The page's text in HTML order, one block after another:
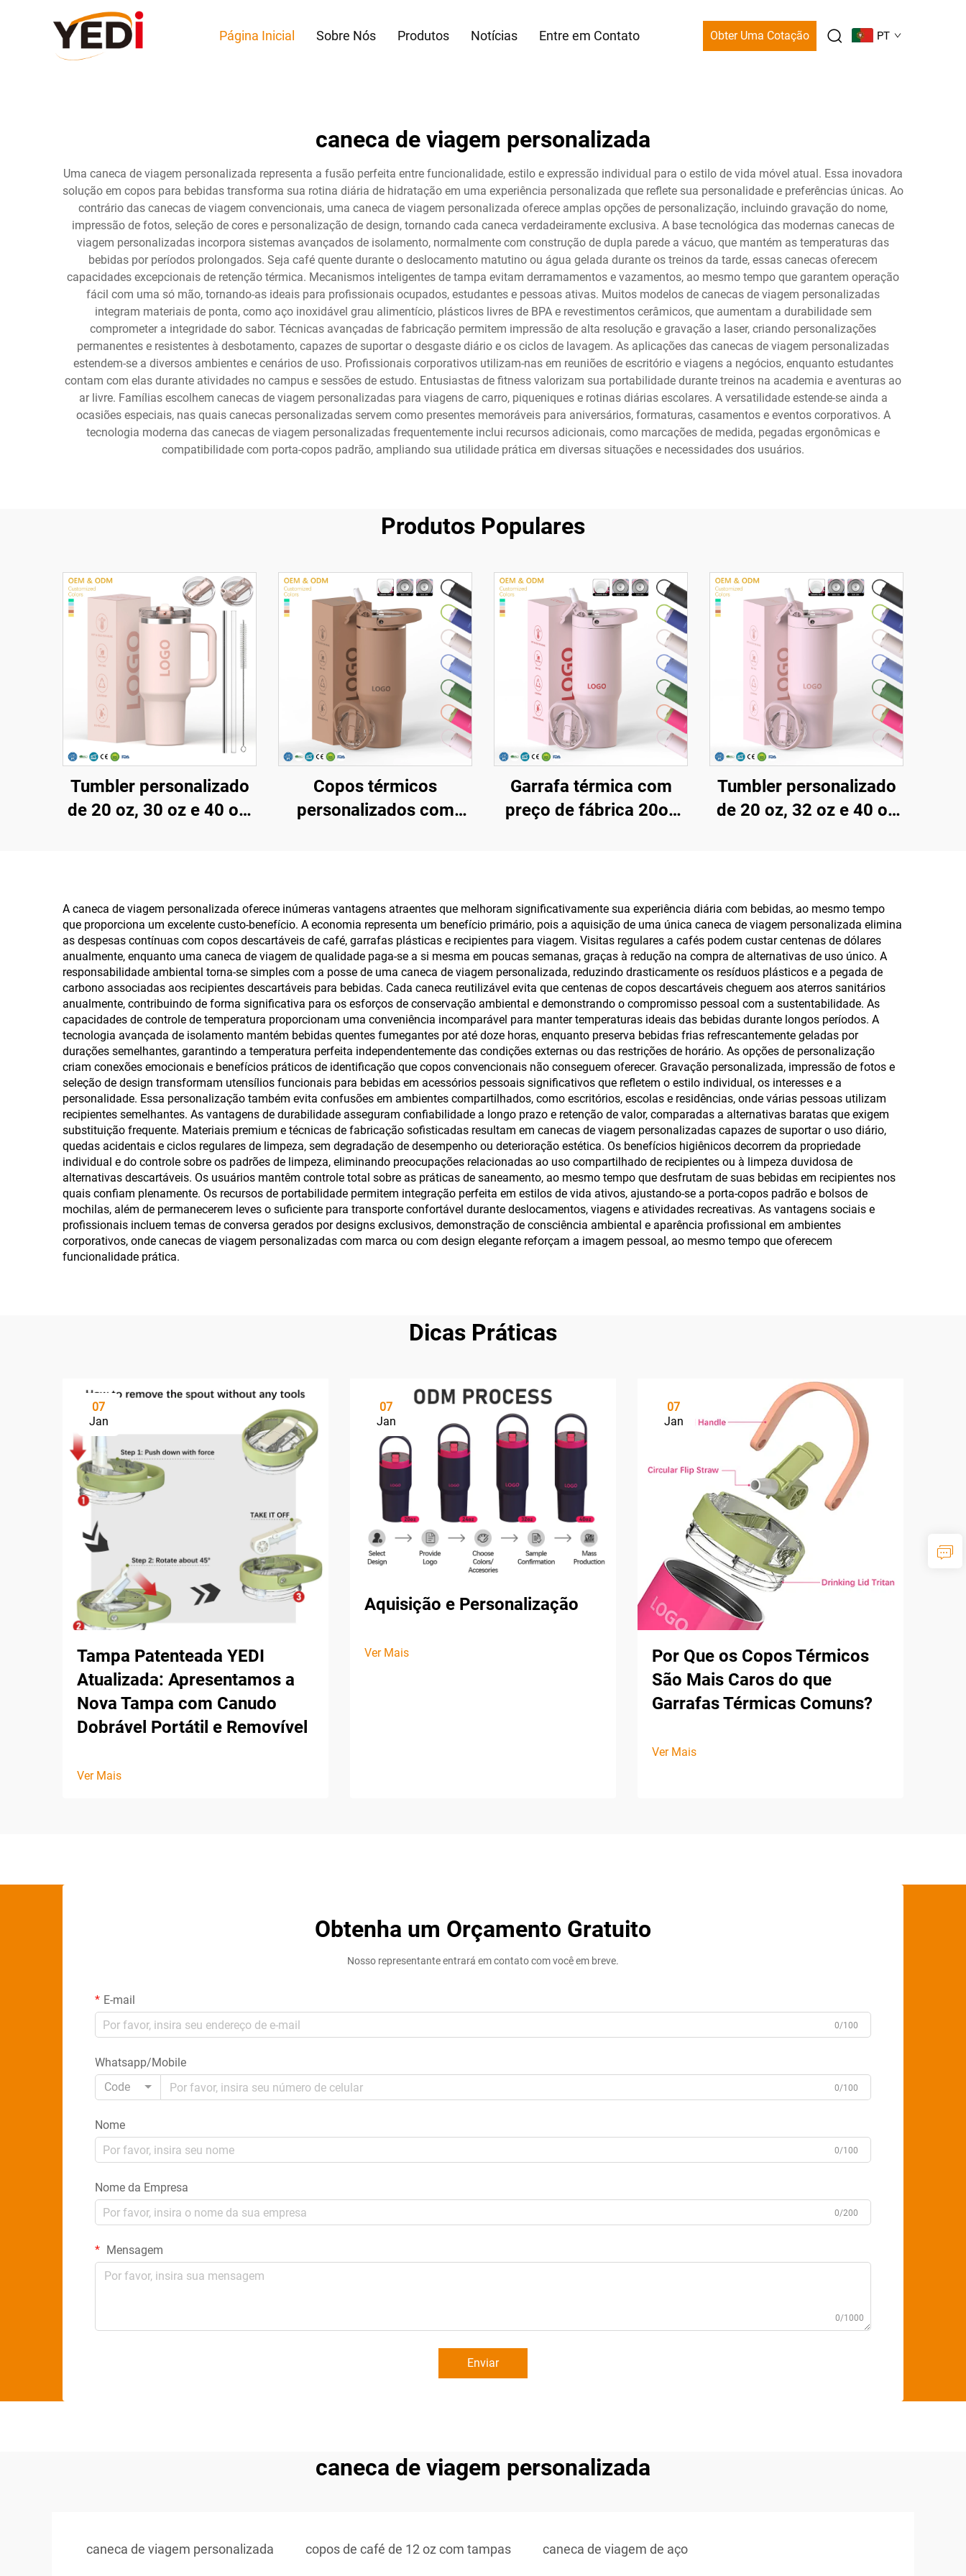
Página Inicial Sobre Nós Produtos Notícias Entre em Contato Obter Uma Cotação PT
caneca de viagem personalizada
Uma caneca de viagem personalizada representa a fusão perfeita entre funcionalidade, estilo e expressão individual para o estilo de vida móvel atual. Essa inovadora
solução em copos para bebidas transforma sua rotina diária de hidratação em uma experiência personalizada que reflete sua personalidade e preferências únicas. Ao
contrário das canecas de viagem convencionais, uma caneca de viagem personalizada oferece amplas opções de personalização, incluindo gravação do nome,
impressão de fotos, seleção de cores e personalização de design, tornando cada caneca verdadeiramente exclusiva. A base tecnológica das modernas canecas de
viagem personalizadas incorpora sistemas avançados de isolamento, normalmente com construção de dupla parede a vácuo, que mantém as temperaturas das
bebidas por períodos prolongados. Seja café quente durante o deslocamento matutino ou água gelada durante os treinos da tarde, essas canecas oferecem
capacidades excepcionais de retenção térmica. Mecanismos inteligentes de tampa evitam derramamentos e vazamentos, ao mesmo tempo que garantem operação
fácil com uma só mão, tornando-as ideais para profissionais ocupados, estudantes e pessoas ativas. Muitos modelos de canecas de viagem personalizadas
integram materiais de ponta, como aço inoxidável grau alimentício, plásticos livres de BPA e revestimentos cerâmicos, que aumentam a durabilidade sem
comprometer a integridade do sabor. Técnicas avançadas de fabricação permitem impressão de alta resolução e gravação a laser, criando personalizações
permanentes e resistentes à desbotamento, capazes de suportar o desgaste diário e os ciclos de lavagem. As aplicações das canecas de viagem personalizadas
estendem-se a diversos ambientes e cenários de uso. Profissionais corporativos utilizam-nas em reuniões de escritório e viagens a negócios, enquanto estudantes
contam com elas durante atividades no campus e sessões de estudo. Entusiastas de fitness valorizam sua portabilidade durante treinos na academia e aventuras ao
ar livre. Famílias escolhem canecas de viagem personalizadas para viagens de carro, piqueniques e rotinas diárias escolares. A versatilidade estende-se ainda a
ocasiões especiais, nas quais canecas personalizadas servem como presentes memoráveis para aniversários, formaturas, casamentos e eventos corporativos. A
tecnologia moderna das canecas de viagem personalizadas frequentemente inclui recursos adicionais, como marcações de medida, pegadas ergonômicas e
compatibilidade com porta-copos padrão, ampliando sua utilidade prática em diversas situações e necessidades dos usuários.
Produtos Populares
Tumbler personalizado
de 20 oz, 30 oz e 40 oz,
tampa à prova de
vazamentos, canudo e
alça, ideal para viagens
Copos térmicos
personalizados com
para viagem, copo
térmico de aço
inoxidável com
isolamento a vácuo e
alça
Garrafa térmica com
preço de fábrica 20oz
em aço inoxidável,
garrafa para sublimação
Tumbler personalizado
de 20 oz, 32 oz e 40 oz
reutilizável, com alça
superior e tampa com
canudo
A caneca de viagem personalizada oferece inúmeras vantagens atraentes que melhoram significativamente sua experiência diária com bebidas, ao mesmo tempo
que proporciona um excelente custo-benefício. A economia representa um benefício primário, pois a aquisição de uma única caneca de viagem personalizada elimina
as despesas contínuas com copos descartáveis de café, garrafas plásticas e recipientes para viagem. Visitas regulares a cafés podem custar centenas de dólares
anualmente, enquanto uma caneca de viagem de qualidade paga-se a si mesma em poucas semanas, graças à redução na compra de alternativas de uso único. A
responsabilidade ambiental torna-se simples com a posse de uma caneca de viagem personalizada, reduzindo drasticamente os resíduos plásticos e a pegada de
carbono associadas aos recipientes descartáveis para bebidas. Cada caneca reutilizável evita que centenas de copos descartáveis cheguem aos aterros sanitários
anualmente, contribuindo de forma significativa para os esforços de conservação ambiental e demonstrando o compromisso pessoal com a sustentabilidade. As
capacidades de controle de temperatura proporcionam uma conveniência incomparável para manter temperaturas ideais das bebidas durante longos períodos. A
tecnologia avançada de isolamento mantém bebidas quentes fumegantes por até doze horas, enquanto preserva bebidas frias refrescantemente geladas por
durações semelhantes, garantindo a temperatura perfeita independentemente das condições externas ou das restrições de horário. As opções de personalização
criam conexões emocionais e benefícios práticos de identificação que copos convencionais não conseguem oferecer. Gravação personalizada, impressão de fotos e
seleção de design transformam utensílios funcionais para bebidas em acessórios pessoais significativos que refletem o estilo individual, os interesses e a
personalidade. Essa personalização também evita confusões em ambientes compartilhados, como escritórios, escolas e residências, onde várias pessoas utilizam
recipientes semelhantes. As vantagens de durabilidade asseguram confiabilidade a longo prazo e retenção de valor, comparadas a alternativas baratas que exigem
substituição frequente. Materiais premium e técnicas de fabricação sofisticadas resultam em canecas de viagem personalizadas capazes de suportar o uso diário,
quedas acidentais e ciclos regulares de limpeza, sem degradação de desempenho ou deterioração estética. Os benefícios higiênicos decorrem da propriedade
individual e do controle sobre os padrões de limpeza, eliminando preocupações relacionadas ao uso compartilhado de recipientes ou à limpeza duvidosa de
alternativas descartáveis. Os usuários mantêm controle total sobre as práticas de saneamento, ao mesmo tempo que desfrutam de suas bebidas em recipientes nos
quais confiam plenamente. Os recursos de portabilidade permitem integração perfeita em estilos de vida ativos, ajustando-se a porta-copos padrão e bolsos de
mochilas, além de permanecerem leves o suficiente para transporte confortável durante deslocamentos, viagens e atividades recreativas. As vantagens sociais e
profissionais incluem temas de conversa gerados por designs exclusivos, demonstração de consciência ambiental e aparência profissional em ambientes
corporativos, onde canecas de viagem personalizadas com marca ou com design elegante reforçam a imagem pessoal, ao mesmo tempo que oferecem
funcionalidade prática.
Dicas Práticas
07
Jan
Tampa Patenteada YEDI
Atualizada: Apresentamos a
Nova Tampa com Canudo
Dobrável Portátil e Removível
Ver Mais
07
Jan
Aquisição e Personalização
Ver Mais
07
Jan
Por Que os Copos Térmicos
São Mais Caros do que
Garrafas Térmicas Comuns?
Ver Mais
Obtenha um Orçamento Gratuito
Nosso representante entrará em contato com você em breve.
E-mail
0/100
Whatsapp/Mobile
Code
0/100
Nome
0/100
Nome da Empresa
0/200
Mensagem
0/1000
Enviar
caneca de viagem personalizada
caneca de viagem personalizada copos de café de 12 oz com tampas caneca de viagem de aço